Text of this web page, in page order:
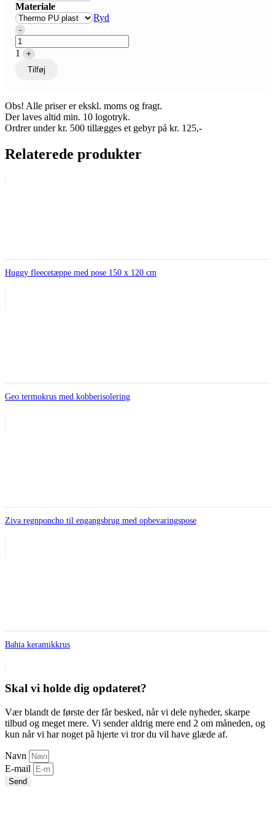
Materiale
Ryd
Quantity
-
1
+
Tilføj
Obs! Alle priser er ekskl. moms og fragt.
Der laves altid min. 10 logotryk.
Ordrer under kr. 500 tillægges et gebyr på kr. 125,-
Relaterede produkter
Huggy fleecetæppe med pose 150 x 120 cm
Geo termokrus med kobberisolering
Ziva regnponcho til engangsbrug med opbevaringspose
Bahia keramikkrus
Skal vi holde dig opdateret?
Vær blandt de første der får besked, når vi dele nyheder, skarpe
tilbud og meget mere. Vi sender aldrig mere end 2 om måneden, og
kun når vi har noget på hjerte vi tror du vil have glæde af.
Navn
E-mail
Send